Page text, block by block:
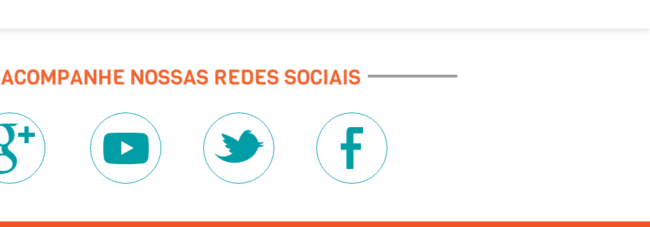
ACOMPANHE NOSSAS REDES SOCIAIS